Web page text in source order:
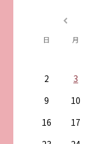
日 月
2
3
9
10
16
17